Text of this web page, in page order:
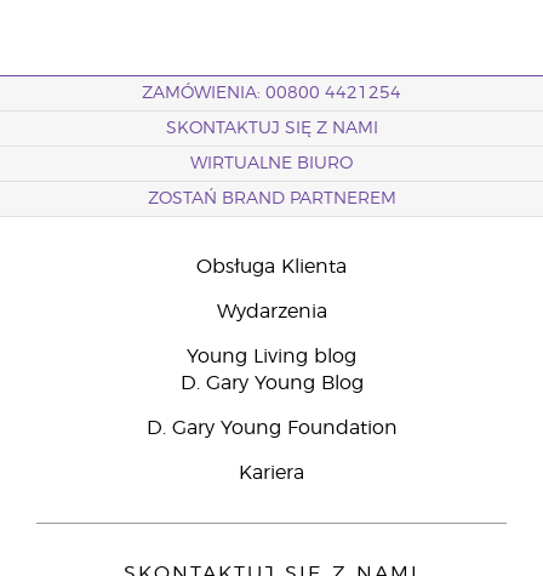
ZAMÓWIENIA: 00800 4421254
SKONTAKTUJ SIĘ Z NAMI
WIRTUALNE BIURO
ZOSTAŃ BRAND PARTNEREM
Obsługa Klienta
Wydarzenia
Young Living blog
D. Gary Young Blog
D. Gary Young Foundation
Kariera